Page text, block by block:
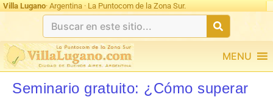
Villa Lugano· Argentina · La Puntocom de la Zona Sur.
MENU
Seminario gratuito: ¿Cómo superar